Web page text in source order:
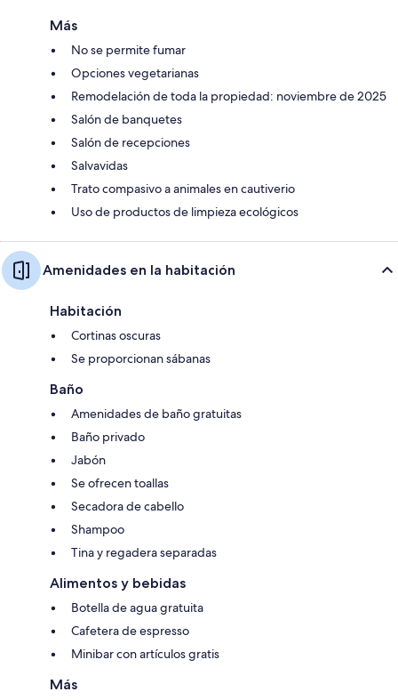
Más
No se permite fumar
Opciones vegetarianas
Remodelación de toda la propiedad: noviembre de 2025
Salón de banquetes
Salón de recepciones
Salvavidas
Trato compasivo a animales en cautiverio
Uso de productos de limpieza ecológicos
Amenidades en la habitación
Habitación
Cortinas oscuras
Se proporcionan sábanas
Baño
Amenidades de baño gratuitas
Baño privado
Jabón
Se ofrecen toallas
Secadora de cabello
Shampoo
Tina y regadera separadas
Alimentos y bebidas
Botella de agua gratuita
Cafetera de espresso
Minibar con artículos gratis
Más